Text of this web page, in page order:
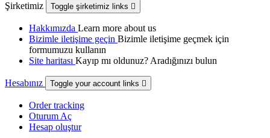
Şirketimiz Toggle şirketimiz links 
Hakkımızda Learn more about us
Bizimle iletişime geçin Bizimle iletişime geçmek için
formumuzu kullanın
Site haritası Kayıp mı oldunuz? Aradığınızı bulun
Hesabınız Toggle your account links 
Order tracking
Oturum Aç
Hesap oluştur